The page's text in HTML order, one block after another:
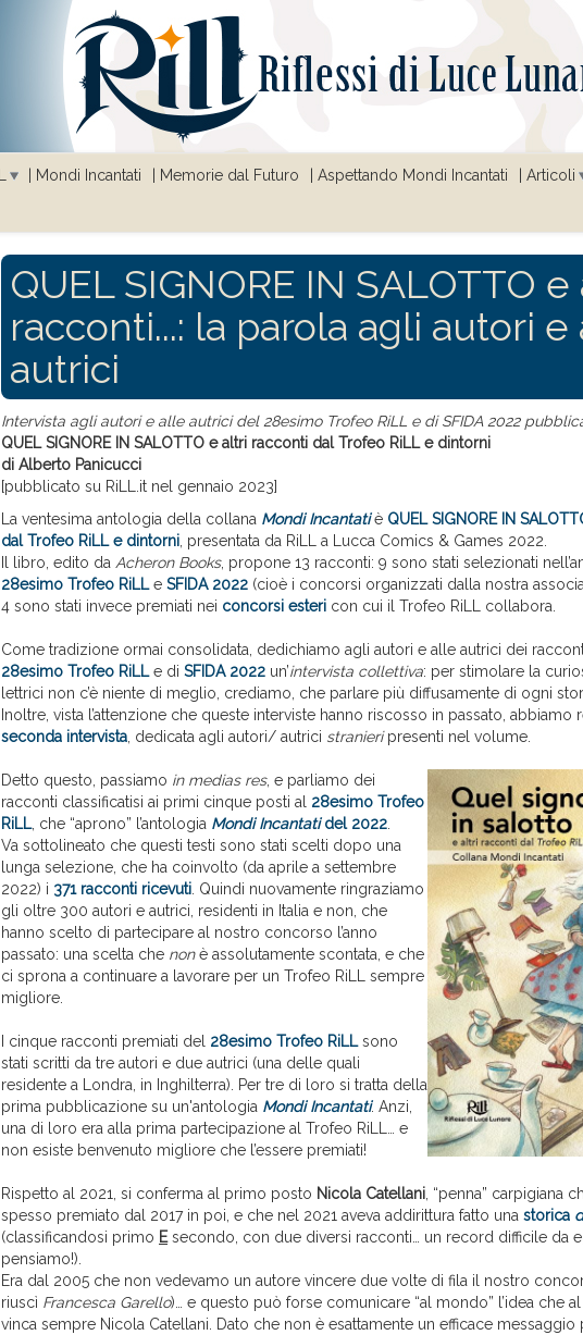
Mondi Incantati Memorie dal Futuro Aspettando Mondi Incantati Articoli
QUEL SIGNORE IN SALOTTO e
racconti...: la parola agli autori e
autrici
Intervista agli autori e alle autrici del 28esimo Trofeo RiLL e di SFIDA 2022
QUEL SIGNORE IN SALOTTO e altri racconti dal Trofeo RiLL e dintorni
di Alberto Panicucci
[pubblicato su RiLL.it nel gennaio 2023]
La ventesima antologia della collana Mondi Incantatiè QUEL SIGNORE IN
dal Trofeo RiLL e dintorni, presentata da RiLL a Lucca Comics & Games 2022.
Il libro, edito da Acheron Books, propone 13 racconti: 9 sono stati selezionati
28esimo Trofeo RiLLe SFIDA 2022 (cioè i concorsi organizzati dalla nostra
4 sono stati invece premiati nei concorsi esteri con cui il Trofeo RiLL collabora.
Come tradizione ormai consolidata, dedichiamo agli autori e alle autrici dei
28esimo Trofeo RiLLe di SFIDA 2022 un’intervista collettiva: per stimolare la
lettrici non c’è niente di meglio, crediamo, che parlare più diffusamente di ogni
Inoltre, vista l’attenzione che queste interviste hanno riscosso in passato, abbiamo
seconda intervista, dedicata agli autori/ autrici stranieripresenti nel volume.
Detto questo, passiamo in medias res, e parliamo dei
racconti classificatisi ai primi cinque posti al 28esimo Trofeo
RiLL, che “aprono” l’antologia Mondi Incantatidel 2022.
Va sottolineato che questi testi sono stati scelti dopo una
lunga selezione, che ha coinvolto (da aprile a settembre
2022) i 371 racconti ricevuti. Quindi nuovamente ringraziamo
gli oltre 300 autori e autrici, residenti in Italia e non, che
hanno scelto di partecipare al nostro concorso l’anno
passato: una scelta che nonè assolutamente scontata, e che
ci sprona a continuare a lavorare per un Trofeo RiLL sempre
migliore.
I cinque racconti premiati del 28esimo Trofeo RiLLsono
stati scritti da tre autori e due autrici (una delle quali
residente a Londra, in Inghilterra). Per tre di loro si tratta della
prima pubblicazione su un'antologia Mondi Incantati. Anzi,
una di loro era alla prima partecipazione al Trofeo RiLL… e
non esiste benvenuto migliore che l’essere premiati!
Rispetto al 2021, si conferma al primo posto Nicola Catellani, “penna” carpigiana
spesso premiato dal 2017 in poi, e che nel 2021 aveva addirittura fatto una storica
(classificandosi primo Esecondo, con due diversi racconti… un record difficile da
pensiamo!).
Era dal 2005 che non vedevamo un autore vincere due volte di fila il nostro
riuscì Francesca Garello)… e questo può forse comunicare “al mondo” l’idea che
vinca sempre Nicola Catellani. Dato che non è esattamente un efficace